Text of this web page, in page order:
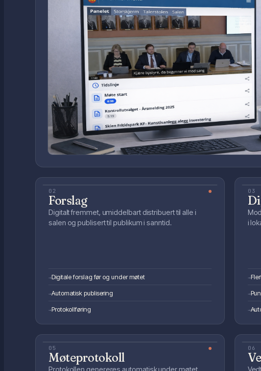
02
Forslag
Digitalt fremmet, umiddelbart distribuert til alle i
salen og publisert til publikum i sanntid.
→Digitale forslag før og under møtet
→Automatisk publisering
→Protokollføring
03
i
→
→
→
05
Møteprotokoll
Protokollen genereres automatisk under møtet,
06